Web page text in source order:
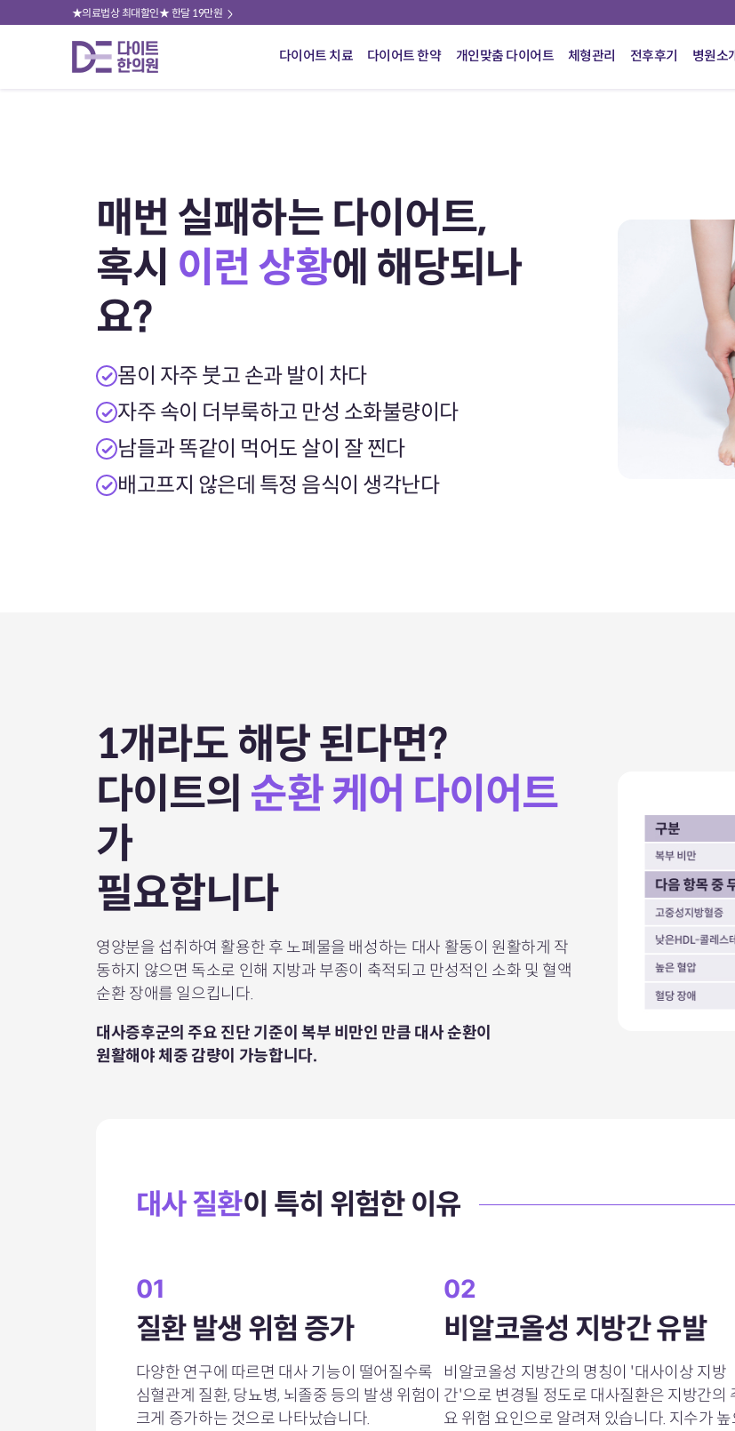
★의료법상 최대할인★ 한달 19만원
다이어트 치료 다이어트 한약 개인맞춤 다이어트 체형관리 전후후기 병원소
매번 실패하는 다이어트,
혹시 이런 상황에 해당되나
요?
몸이 자주 붓고 손과 발이 차다
자주 속이 더부룩하고 만성 소화불량이다
남들과 똑같이 먹어도 살이 잘 찐다
배고프지 않은데 특정 음식이 생각난다
1개라도 해당 된다면?
다이트의 순환 케어 다이어트
가
필요합니다
영양분을 섭취하여 활용한 후 노폐물을 배성하는 대사 활동이 원활하게 작
동하지 않으면 독소로 인해 지방과 부종이 축적되고 만성적인 소화 및 혈액
순환 장애를 일으킵니다.
대사증후군의 주요 진단 기준이 복부 비만인 만큼 대사 순환이
원활해야 체중 감량이 가능합니다.
대사 질환이 특히 위험한 이유
01
질환 발생 위험 증가
다양한 연구에 따르면 대사 기능이 떨어질수록
심혈관계 질환, 당뇨병, 뇌졸중 등의 발생 위험이
크게 증가하는 것으로 나타났습니다.
02
비알코올성 지방간 유발
비알코올성 지방간의 명칭이 '대사이상 지방
간'으로 변경될 정도로 대사질환은 지방간의
요 위험 요인으로 알려져 있습니다. 지수가 높